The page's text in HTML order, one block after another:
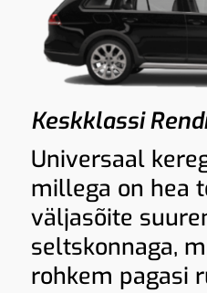
Keskklassi
Universaal
millega on hea
väljasõite
seltskonnaga,
rohkem pagasi